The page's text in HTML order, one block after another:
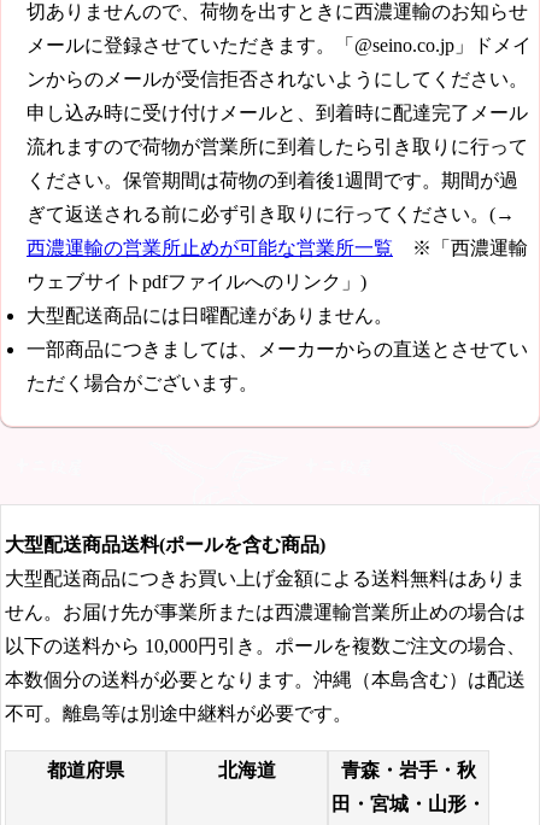
切ありませんので、荷物を出すときに西濃運輸のお知らせ
メールに登録させていただきます。「@seino.co.jp」ドメイ
ンからのメールが受信拒否されないようにしてください。
申し込み時に受け付けメールと、到着時に配達完了メール
流れますので荷物が営業所に到着したら引き取りに行って
ください。保管期間は荷物の到着後1週間です。期間が過
ぎて返送される前に必ず引き取りに行ってください。(→
西濃運輸の営業所止めが可能な営業所一覧 ※「西濃運輸
ウェブサイトpdfファイルへのリンク」)
大型配送商品には日曜配達がありません。
一部商品につきましては、メーカーからの直送とさせてい
ただく場合がございます。
大型配送商品送料(ポールを含む商品)
大型配送商品につきお買い上げ金額による送料無料はありま
せん。お届け先が事業所または西濃運輸営業所止めの場合は
以下の送料から 10,000円 引き。ポールを複数ご注文の場合、
本数個分の送料が必要となります。沖縄（本島含む）は配送
不可。離島等は別途中継料が必要です。
都道府県 北海道
青森・岩手・秋
田・宮城・山形・